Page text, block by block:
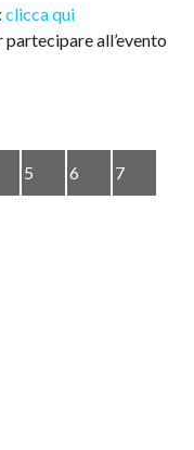
: clicca qui
all’evento
5 6 7